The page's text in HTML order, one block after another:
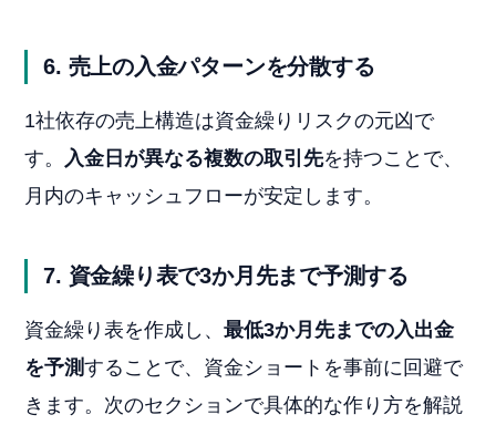
6. 売上の入金パターンを分散する
1社依存の売上構造は資金繰りリスクの元凶で
す。 入金日が異なる複数の取引先を持つことで、
月内のキャッシュフローが安定します。
7. 資金繰り表で3か月先まで予測する
資金繰り表を作成し、最低3か月先までの入出金
を予測することで、資金ショートを事前に回避で
きます。次のセクションで具体的な作り方を解説